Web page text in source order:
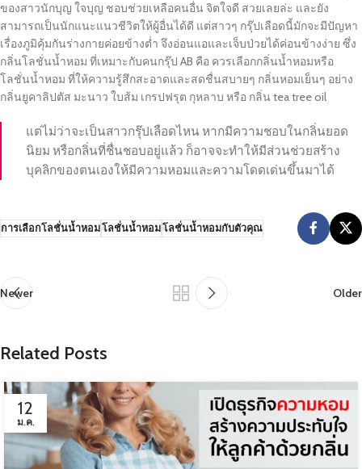
ของสาวนักบุญ ใจบุญ ชอบช่วยเหลือคนอื่น จิตใจดี สวยเลยล่ะ และยัง
สามารถเป็นนักแนะแนวชีวิตให้ผู้อื่นได้ดี แต่สาวๆ กรุ๊ปเลือดนี้มักจะมีปัญหา
เรื่องภูมิคุ้มกันร่างกายค่อยข้างต่ำ จึงอ่อนแอและเจ็บป่วยได้ค่อนข้างง่าย ซึ่ง
กลิ่นโลชั่นน้ำหอม ที่เหมาะกับคนกรุ๊ป AB คือ ควรเลือกกลิ่นน้ำหอมหรือ
โลชั่นน้ำหอม ที่ให้ความรู้สึกสะอาดและสดชื่นสบายๆ กลิ่นหอมเย็นๆ อย่าง
กลิ่นยูคาลิปตัส มะนาว ใบส้ม เกรปฟรุต กุหลาบ หรือ กลิ่น tea tree oil
แต่ไม่ว่าจะเป็นสาวกรุ๊ปเลือดไหน หากมีความชอบในกลิ่นยอด
นิยม หรือกลิ่นที่ชื่นชอบอยู่แล้ว ก็อาจจะทำให้มีส่วนช่วยสร้าง
บุคลิกของตนเองให้มีความหอมและความโดดเด่นขึ้นมาได้
การเลือกโลชั่นน้ำหอมโลชั่นน้ำหอมโลชั่นน้ำหอมกับตัวคุณ
Newer Older
Related Posts
12
ม.ค.